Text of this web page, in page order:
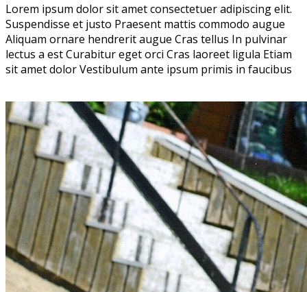
Lorem ipsum dolor sit amet consectetuer adipiscing elit.
Suspendisse et justo Praesent mattis commodo augue
Aliquam ornare hendrerit augue Cras tellus In pulvinar
lectus a est Curabitur eget orci Cras laoreet ligula Etiam
sit amet dolor Vestibulum ante ipsum primis in faucibus